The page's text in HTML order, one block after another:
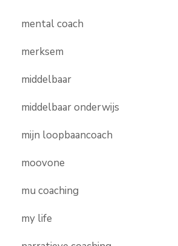
mental coach
merksem
middelbaar
middelbaar onderwijs
mijn loopbaancoach
moovone
mu coaching
my life